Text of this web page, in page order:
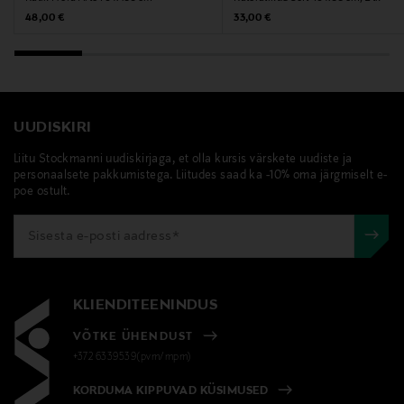
Original Price
48,00 €
Original Price
33,00 €
UUDISKIRI
Liitu Stockmanni uudiskirjaga, et olla kursis värskete uudiste ja
personaalsete pakkumistega. Liitudes saad ka -10% oma järgmiselt e-
poe ostult.
KLIENDITEENINDUS
VÕTKE ÜHENDUST
+372 6339539(pvm/mpm)
KORDUMA KIPPUVAD KÜSIMUSED